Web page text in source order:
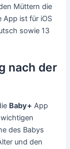
Müttern die
App ist für iOS
sowie 13
nach der
Baby+ App
des Babys
und den